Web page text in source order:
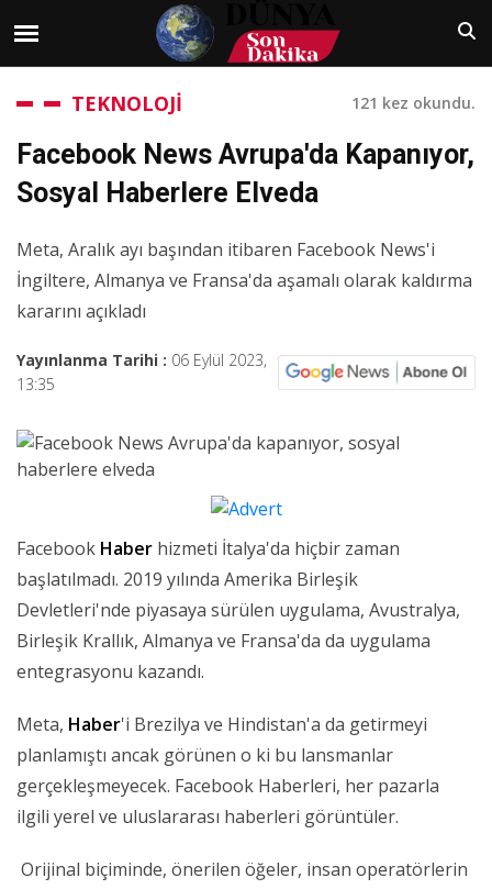
TEKNOLOJİ 121 kez okundu.
Facebook News Avrupa'da Kapanıyor,
Sosyal Haberlere Elveda
Meta, Aralık ayı başından itibaren Facebook News'i
İngiltere, Almanya ve Fransa'da aşamalı olarak kaldırma
kararını açıkladı
Yayınlanma Tarihi : 06 Eylül 2023,
13:35
Facebook Haber hizmeti İtalya'da hiçbir zaman
başlatılmadı. 2019 yılında Amerika Birleşik
Devletleri'nde piyasaya sürülen uygulama, Avustralya,
Birleşik Krallık, Almanya ve Fransa'da da uygulama
entegrasyonu kazandı.
Meta, Haber'i Brezilya ve Hindistan'a da getirmeyi
planlamıştı ancak görünen o ki bu lansmanlar
gerçekleşmeyecek. Facebook Haberleri, her pazarla
ilgili yerel ve uluslararası haberleri görüntüler.
Orijinal biçiminde, önerilen öğeler, insan operatörlerin